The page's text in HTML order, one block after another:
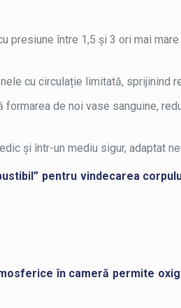
presiune între 1,5 și 3 ori mai
cu circulație limitată, sprijinind
formarea de noi vase sanguine,
și într-un mediu sigur, adaptat
pentru vindecarea
în cameră permite